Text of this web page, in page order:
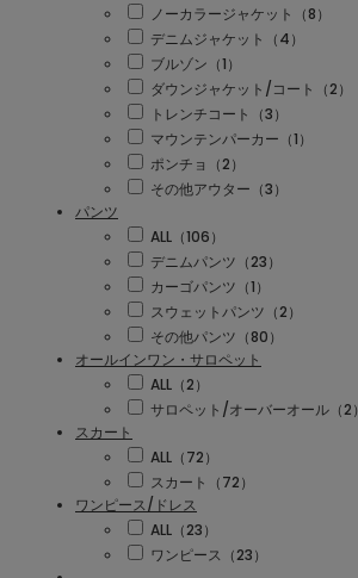
ノーカラージャケット（8）
デニムジャケット（4）
ブルゾン（1）
ダウンジャケット/コート（2）
トレンチコート（3）
マウンテンパーカー（1）
ポンチョ（2）
その他アウター（3）
パンツ
ALL（106）
デニムパンツ（23）
カーゴパンツ（1）
スウェットパンツ（2）
その他パンツ（80）
オールインワン・サロペット
ALL（2）
サロペット/オーバーオール（2）
スカート
ALL（72）
スカート（72）
ワンピース/ドレス
ALL（23）
ワンピース（23）